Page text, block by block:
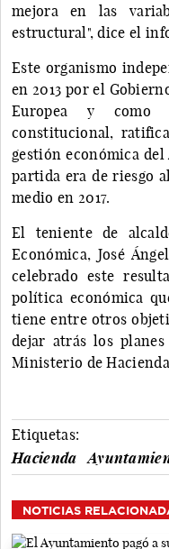
mejora en las
estructural", dice el
Este organismo
en 2013 por el
Europea y como
constitucional,
gestión económica
partida era de riesgo
medio en 2017.
El teniente de
Económica, José
celebrado este
política económica
tiene entre otros
dejar atrás los
Ministerio de
Etiquetas:
Hacienda
NOTICIAS